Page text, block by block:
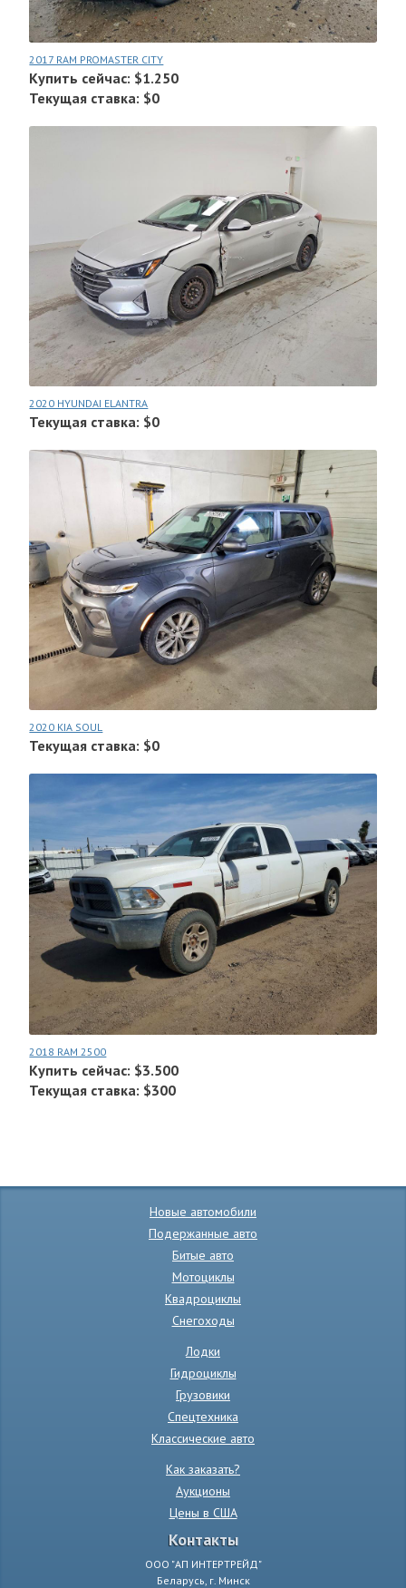
2017 RAM PROMASTER CITY
Купить сейчас: $1.250
Текущая ставка: $0
2020 HYUNDAI ELANTRA
Текущая ставка: $0
2020 KIA SOUL
Текущая ставка: $0
2018 RAM 2500
Купить сейчас: $3.500
Текущая ставка: $300
Новые автомобили
Подержанные авто
Битые авто
Мотоциклы
Квадроциклы
Снегоходы
Лодки
Гидроциклы
Грузовики
Спецтехника
Классические авто
Как заказать?
Аукционы
Цены в США
Контакты
ООО "АП ИНТЕРТРЕЙД"
Беларусь, г. Минск